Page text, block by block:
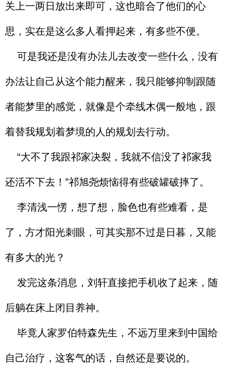
关上一两日放出来即可，这也暗合了他们的心
思，实在是这么多人看押起来，有多些不便。
可是我还是没有办法儿去改变一些什么，没有
办法让自己从这个能力醒来，我只能够抑制跟随
者能梦里的感觉，就像是个牵线木偶一般地，跟
着替我规划着梦境的人的规划去行动。
“大不了我跟祁家决裂，我就不信没了祁家我
还活不下去！”祁旭尧烦恼得有些破罐破摔了。
李清浅一愣，想了想，脸色也有些难看，是
了，方才阳光刺眼，可其实那不过是日暮，又能
有多大的光？
发完这条消息，刘轩直接把手机收了起来，随
后躺在床上闭目养神。
毕竟人家罗伯特森先生，不远万里来到中国给
自己治疗，这客气的话，自然还是要说的。